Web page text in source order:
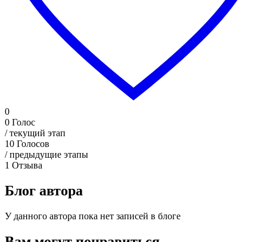
0
0 Голос
/ текущий этап
10 Голосов
/ предыдущие этапы
1 Отзыва
Блог автора
У данного автора пока нет записей в блоге